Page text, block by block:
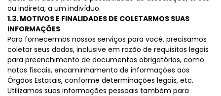
ou indireta, a um indivíduo.
1.3. MOTIVOS E FINALIDADES DE COLETARMOS SUAS
INFORMAÇÕES
Para fornecermos nossos serviços para você, precisamos
coletar seus dados, inclusive em razão de requisitos legais
para preenchimento de documentos obrigatórios, como
notas fiscais, encaminhamento de informações aos
Órgãos Estatais, conforme determinações legais, etc.
Utilizamos suas informações pessoais também para